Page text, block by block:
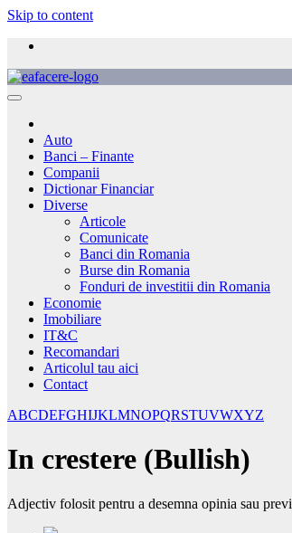
Skip to content
Auto
Banci – Finante
Companii
Dictionar Financiar
Diverse
Articole
Comunicate
Banci din Romania
Burse din Romania
Fonduri de investitii din Romania
Economie
Imobiliare
IT&C
Recomandari
Articolul tau aici
Contact
ABCDEFGHIJKLMNOPQRSTUVWXYZ
In crestere (Bullish)
Adjectiv folosit pentru a desemna opinia sau